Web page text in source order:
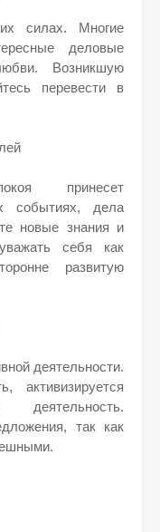
силах. Многие
деловые
Возникшую
перевести в
принесет
событиях, дела
новые знания и
себя как
развитую
деятельности.
активизируется
так как